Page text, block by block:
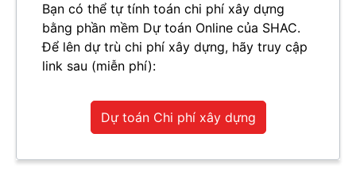
Bạn có thể tự tính toán chi phí xây dựng
bằng phần mềm Dự toán Online của SHAC.
Để lên dự trù chi phí xây dựng, hãy truy cập
link sau (miễn phí):
Dự toán Chi phí xây dựng